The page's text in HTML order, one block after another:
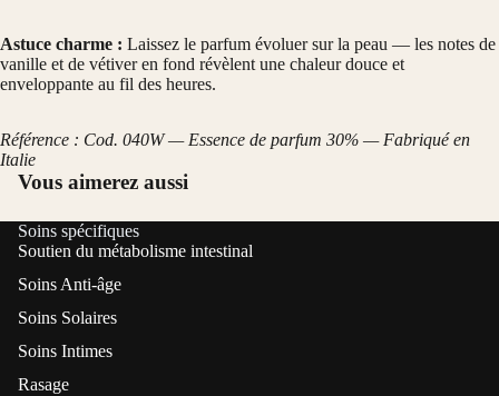
Astuce charme : Laissez le parfum évoluer sur la peau — les notes de
vanille et de vétiver en fond révèlent une chaleur douce et
enveloppante au fil des heures.
Référence : Cod. 040W — Essence de parfum 30% — Fabriqué en
Italie
Vous aimerez aussi
Soins spécifiques
Soutien du métabolisme intestinal
Soins Anti-âge
Soins Solaires
Soins Intimes
Rasage